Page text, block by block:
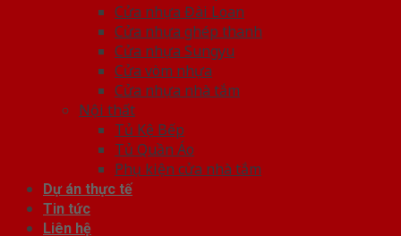
Cửa nhựa Đài Loan
Cửa nhựa ghép thanh
Cửa nhựa Sungyu
Cửa vòm nhựa
Cửa nhựa nhà tắm
Nội thất
Tủ Kệ Bếp
Tủ Quần Áo
Phụ kiện cửa nhà tắm
Dự án thực tế
Tin tức
Liên hệ